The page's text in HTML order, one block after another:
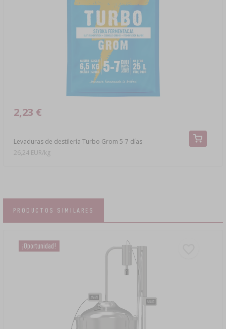
Levaduras de destilería Turbo Grom 5-7 días
2,23 €
26,24 EUR/kg
PRODUCTOS SIMILARES
¡Oportunidad!